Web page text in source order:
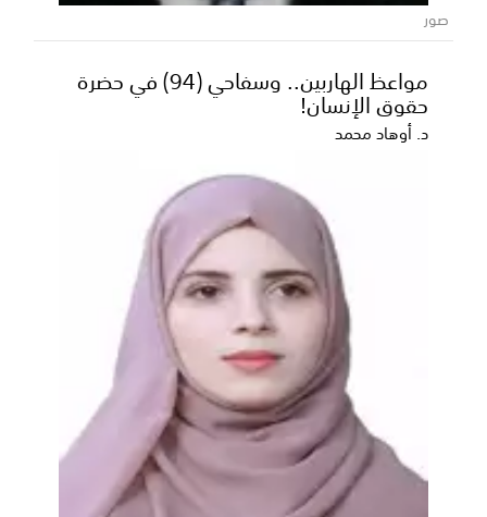
صور
مواعظ الهاربين.. وسفاحي (94) في حضرة
حقوق الإنسان!
د. أوهاد محمد